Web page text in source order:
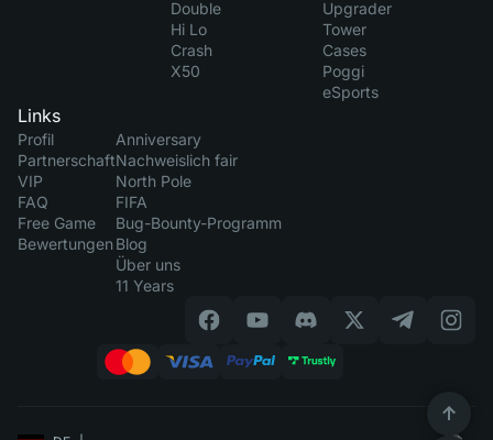
Double
Hi Lo
Crash
X50
Upgrader
Tower
Cases
Poggi
eSports
Links
Profil
Partnerschaft
VIP
FAQ
Free Game
Bewertungen
Anniversary
Nachweislich fair
North Pole
FIFA
Bug-Bounty-Programm
Blog
Über uns
11 Years